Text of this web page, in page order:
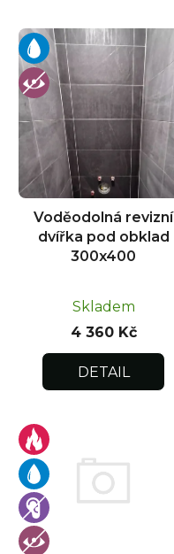
V
ý
p
s
p
o
Voděodolná revizní
dvířka pod obklad
300x400
Skladem
4 360 Kč
DETAIL